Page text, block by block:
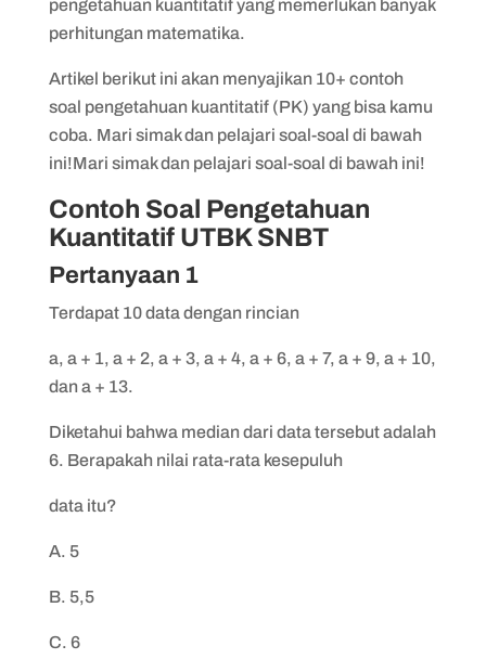
Pertanyaan 9
pengetahuan kuantitatif yang memerlukan banyak
perhitungan matematika.
Artikel berikut ini akan menyajikan 10+ contoh
soal pengetahuan kuantitatif (PK) yang bisa kamu
coba. Mari simak dan pelajari soal-soal di bawah
ini!Mari simak dan pelajari soal-soal di bawah ini!
Contoh Soal Pengetahuan
Kuantitatif UTBK SNBT
Pertanyaan 1
Terdapat 10 data dengan rincian
a, a + 1, a + 2, a + 3, a + 4, a + 6, a + 7, a + 9, a + 10,
dan a + 13.
Diketahui bahwa median dari data tersebut adalah
6. Berapakah nilai rata-rata kesepuluh
data itu?
A. 5
B. 5,5
C. 6